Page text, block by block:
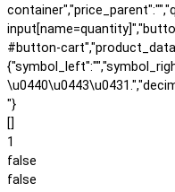
#button-
"}
[]
1
false
false